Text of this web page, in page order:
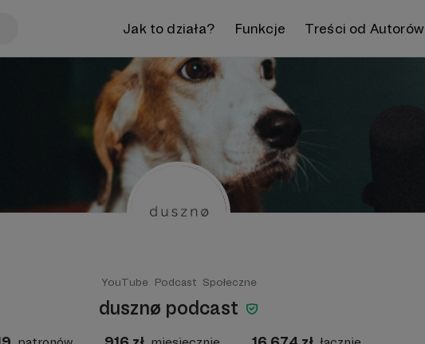
Jak to działa? Funkcje Treści od Autorów
YouTube Podcast Społeczne
dusznø podcast